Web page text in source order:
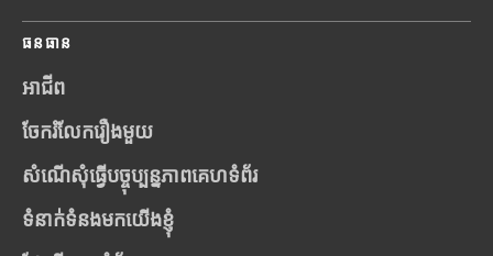
ធនធាន
អាជីព
ចែករំលែករឿងមួយ
សំណើសុំធ្វើបច្ចុប្បន្នភាពគេហទំព័រ
ទំនាក់ទំនងមកយើងខ្ញុំ